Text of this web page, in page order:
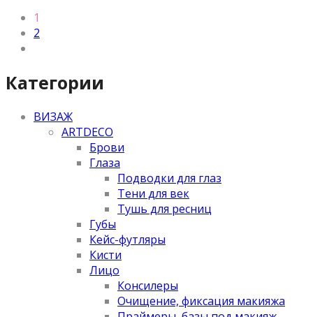
1
2
Категории
ВИЗАЖ
ARTDECO
Брови
Глаза
Подводки для глаз
Тени для век
Тушь для ресниц
Губы
Кейс-футляры
Кисти
Лицо
Консилеры
Очищение, фиксация макияжа